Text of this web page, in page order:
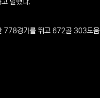
말했다.
778경기를 뛰고 672골 303도